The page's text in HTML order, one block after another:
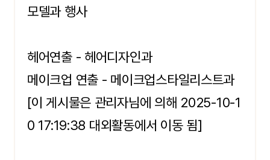
모델과 행사
헤어연출 - 헤어디자인과
메이크업 연출 - 메이크업스타일리스트과
[이 게시물은 관리자님에 의해 2025-10-1
0 17:19:38 대외활동에서 이동 됨]